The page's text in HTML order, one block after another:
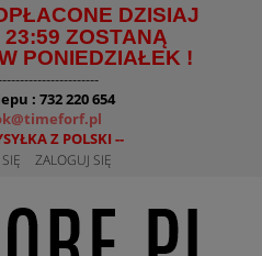
DZISIAJ
23:59 ZOSTANĄ
PONIEDZIAŁEK !
: 732 220 654
Z POLSKI --
ZALOGUJ SIĘ